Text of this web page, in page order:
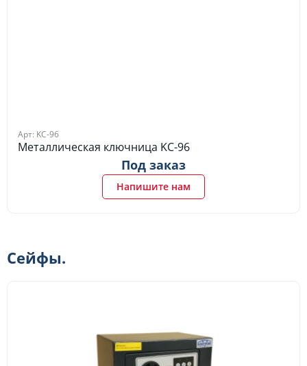
Арт: KC-96
Металлическая ключница KC-96
Под заказ
Напишите нам
Сейфы.